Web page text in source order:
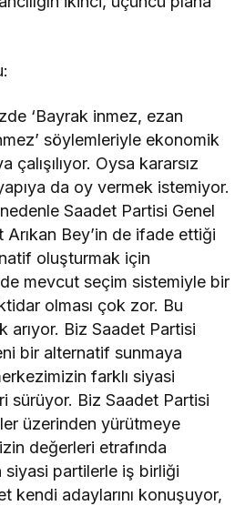
‘Bayrak inmez, ezan
söylemleriyle ekonomik
çalışılıyor. Oysa kararsız
da oy vermek istemiyor.
Saadet Partisi Genel
Arıkan Bey’in de ifade ettiği
oluşturmak için
mevcut seçim sistemiyle bir
olması çok zor. Bu
arıyor. Biz Saadet Partisi
bir alternatif sunmaya
farklı siyasi
sürüyor. Biz Saadet Partisi
üzerinden yürütmeye
değerleri etrafında
partilerle iş birliği
kendi adaylarını konuşuyor,